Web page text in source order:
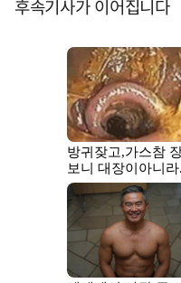
후속기사가 이어집니다